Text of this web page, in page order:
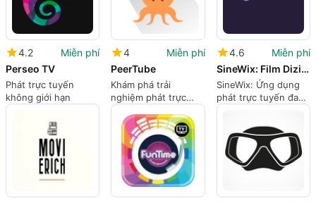
4.2
Miễn phí
Perseo TV
Phát trực tuyến
không giới hạn
4
Miễn phí
PeerTube
Khám phá trải
nghiệm phát trực
tuyến video phi tập
trung
4.6
Miễn phí
SineWix: Film Dizi ve Anime
SineWix: Ứng dụng
phát trực tuyến đa
phương tiện toàn